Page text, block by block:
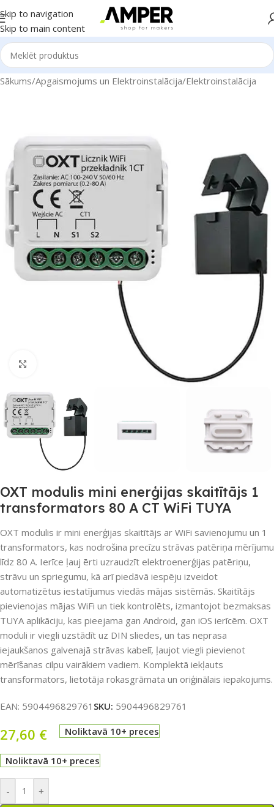
Skip to navigation
Skip to main content
Sākums/Apgaismojums un Elektroinstalācija/Elektroinstalācija
Noklikšķiniet, lai palielinātu
OXT modulis mini enerģijas skaitītājs 1
transformators 80 A CT WiFi TUYA
OXT modulis ir mini enerģijas skaitītājs ar WiFi savienojumu un 1
transformators, kas nodrošina precīzu strāvas patēriņa mērījumu
līdz 80 A. Ierīce ļauj ērti uzraudzīt elektroenerģijas patēriņu,
strāvu un spriegumu, kā arī piedāvā iespēju izveidot
automatizētus iestatījumus viedās mājas sistēmās. Skaitītājs
pievienojas mājas WiFi un tiek kontrolēts, izmantojot bezmaksas
TUYA aplikāciju, kas pieejama gan Android, gan iOS ierīcēm. OXT
moduli ir viegli uzstādīt uz DIN sliedes, un tas neprasa
iejaukšanos galvenajā strāvas kabelī, ļaujot viegli pievienot
mērīšanas cilpu vairākiem vadiem. Komplektā iekļauts
transformators, lietotāja rokasgrāmata un oriģinālais iepakojums.
EAN: 5904496829761 SKU: 5904496829761
27,60 € Noliktavā 10+ preces
Noliktavā 10+ preces
- +